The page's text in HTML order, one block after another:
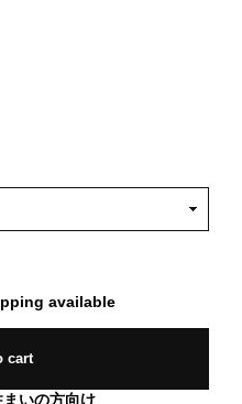
available
cart
いの方向け